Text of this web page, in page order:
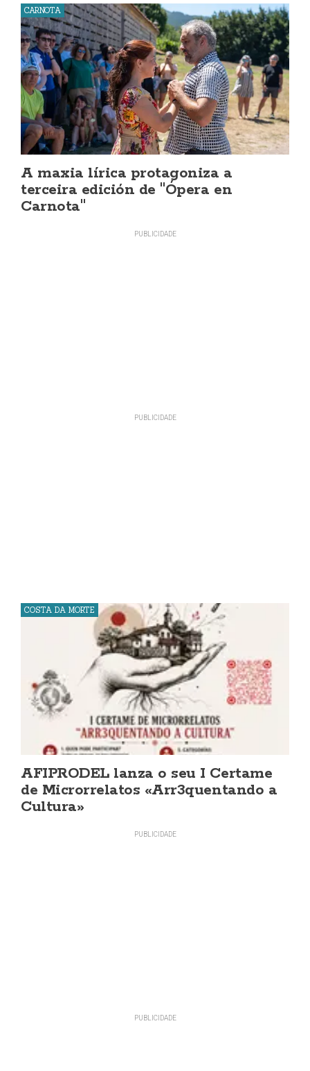
CARNOTA
A maxia lírica protagoniza a
terceira edición de "Ópera en
Carnota"
COSTA DA MORTE
AFIPRODEL lanza o seu I Certame
de Microrrelatos «Arr3quentando a
Cultura»